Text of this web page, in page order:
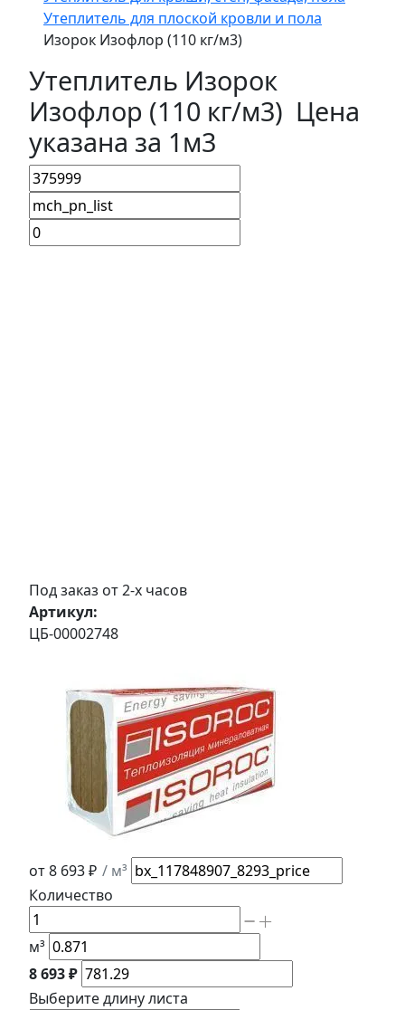
Утеплитель для плоской кровли и пола
Изорок Изофлор (110 кг/м3)
Утеплитель Изорок
Изофлор (110 кг/м3) Цена
указана за 1м3
Под заказ от 2-х часов
Артикул:
ЦБ-00002748
от 8 693 ₽ / м³
Количество
м³
8 693 ₽
Выберите длинулиста